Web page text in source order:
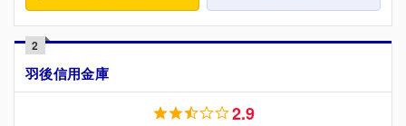
2
羽後信用金庫
2.9